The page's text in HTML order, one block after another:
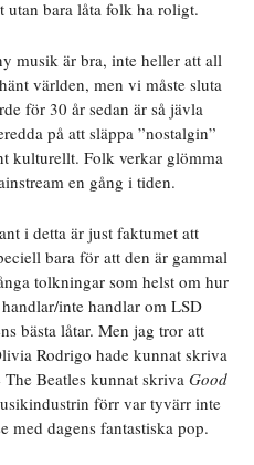
utan bara låta folk ha roligt.
musik är bra, inte heller att all
världen, men vi måste sluta
för 30 år sedan är så jävla
på att släppa ”nostalgin”
kulturellt. Folk verkar glömma
en gång i tiden.
i detta är just faktumet att
bara för att den är gammal
tolkningar som helst om hur
handlar/inte handlar om LSD
bästa låtar. Men jag tror att
Rodrigo hade kunnat skriva
The Beatles kunnat skrivaGood
förr var tyvärr inte
dagens fantastiska pop.